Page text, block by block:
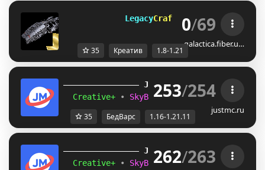
LegacyCraft
0/69
galactica.fiber.u…
35 Креатив 1.8-1.21
JUST MC (1.16 – 1.21.11)
Creative+
• SkyBlockTech • LuckyWars
253/254
justmc.ru
35 БедВарс 1.16-1.21.11
JUST MC (1.16 – 1.21.11)
Creative+
• SkyBlockTech • LuckyWars
262/263